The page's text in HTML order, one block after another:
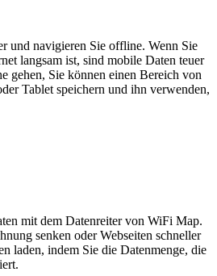
und navigieren Sie offline. Wenn Sie
langsam ist, sind mobile Daten teuer
gehen, Sie können einen Bereich von
Tablet speichern und ihn verwenden,
mit dem Datenreiter von WiFi Map.
senken oder Webseiten schneller
laden, indem Sie die Datenmenge, die